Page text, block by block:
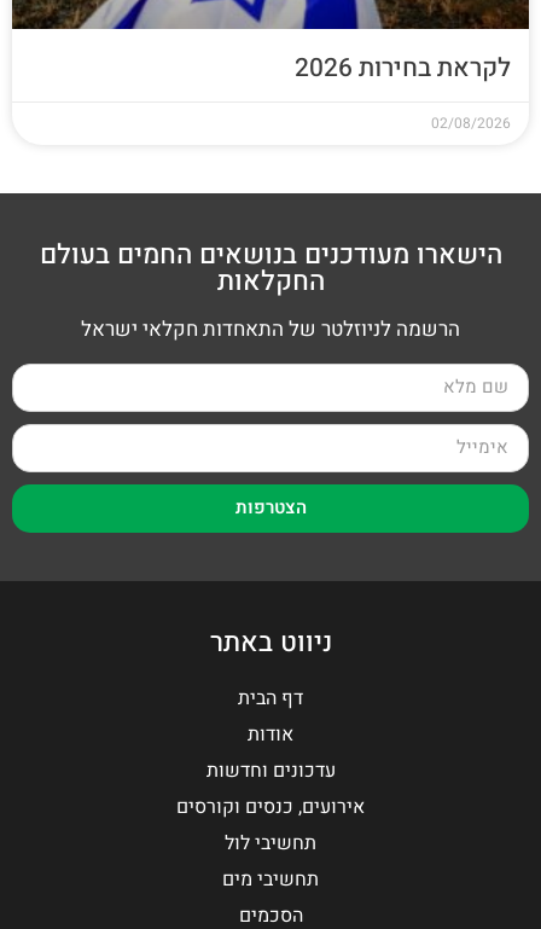
לקראת בחירות 2026
02/08/2026
הישארו מעודכנים בנושאים החמים בעולם
החקלאות
הרשמה לניוזלטר של התאחדות חקלאי ישראל
הצטרפות
ניווט באתר
דף הבית
אודות
עדכונים וחדשות
אירועים, כנסים וקורסים
תחשיבי לול
תחשיבי מים
הסכמים